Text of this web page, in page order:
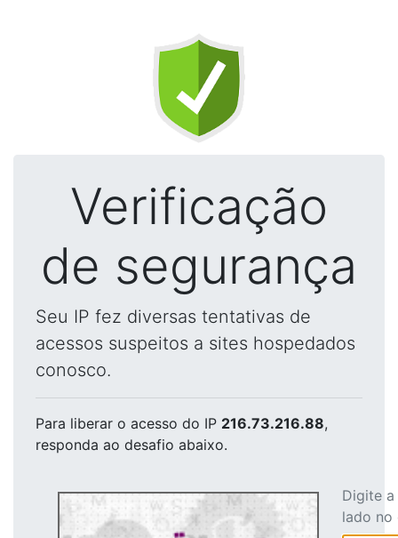
Verificação
de segurança
Seu IP fez diversas tentativas de
acessos suspeitos a sites hospedados
conosco.
Para liberar o acesso do IP 216.73.216.88,
responda ao desafio abaixo.
Digite
lado no